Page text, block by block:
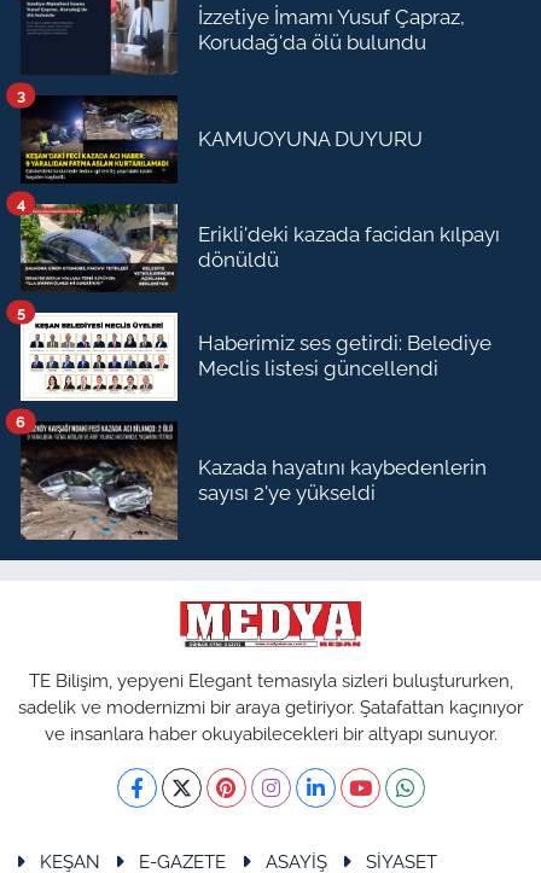
İzzetiye İmamı Yusuf Çapraz,
Korudağ'da ölü bulundu
KAMUOYUNA DUYURU
3
Erikli'deki kazada facidan kılpayı
dönüldü
4
Haberimiz ses getirdi: Belediye
Meclis listesi güncellendi
5
Kazada hayatını kaybedenlerin
sayısı 2'ye yükseldi
6
TE Bilişim, yepyeni Elegant temasıyla sizleri buluştururken,
sadelik ve modernizmi bir araya getiriyor. Şatafattan kaçınıyor
ve insanlara haber okuyabilecekleri bir altyapı sunuyor.
KEŞAN E-GAZETE ASAYİŞ SİYASET